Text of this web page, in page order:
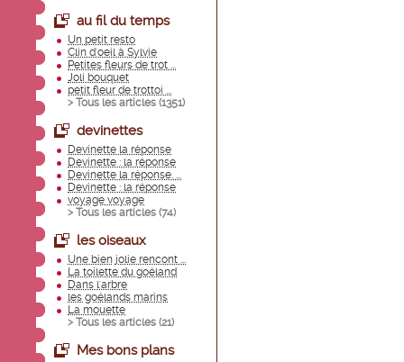
au fil du temps
Un petit resto
Clin d'oeil à Sylvie
Petites fleurs de trot ...
Joli bouquet
petit fleur de trottoi ...
> Tous les articles (1351)
devinettes
Devinette la réponse
Devinette : la réponse
Devinette la réponse. ...
Devinette : la réponse
voyage voyage
> Tous les articles (74)
les oiseaux
Une bien jolie rencont ...
La toilette du goéland
Dans l'arbre
les goélands marins
La mouette
> Tous les articles (21)
Mes bons plans